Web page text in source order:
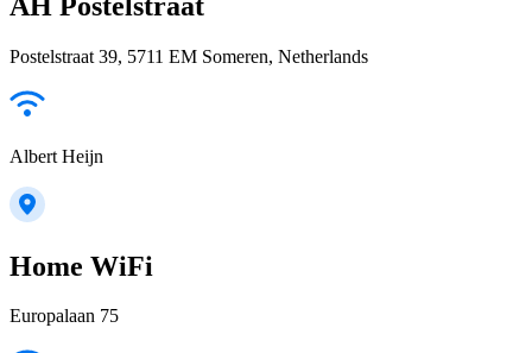
Postelstraat 39, 5711 EM Someren, Netherlands
Albert Heijn
Home WiFi
Europalaan 75